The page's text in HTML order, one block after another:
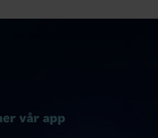
vår app